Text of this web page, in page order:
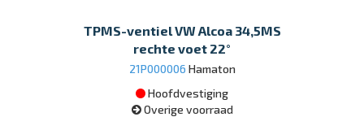
TPMS-ventiel VW Alcoa 34,5MS
rechte voet 22°
21P000006 Hamaton
Hoofdvestiging
Overige voorraad